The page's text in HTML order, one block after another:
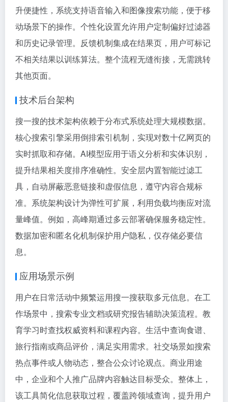
升便捷性，系统支持语音输入和图像搜索功能，便于移
动场景下的操作。个性化设置允许用户定制偏好过滤器
和历史记录管理。反馈机制集成在结果页，用户可标记
不相关结果以训练算法。整个流程无缝衔接，无需跳转
其他页面。
技术后台架构
搜一搜的技术架构依赖于分布式系统处理大规模数据。
核心搜索引擎采用倒排索引机制，实现对数十亿网页的
实时抓取和存储。AI模型应用于语义分析和实体识别，
提升结果相关度排序准确性。安全层内置智能过滤工
具，自动屏蔽恶意链接和虚假信息，遵守内容合规标
准。系统架构设计为弹性可扩展，利用负载均衡应对流
量峰值。例如，高峰期通过多云部署确保服务稳定性。
数据加密和匿名化机制保护用户隐私，仅存储必要信
息。
应用场景示例
用户在日常活动中频繁运用搜一搜获取多元信息。在工
作场景中，搜索专业文档或研究报告辅助决策流程。教
育学习时查找权威资料和课程内容。生活中查询食谱、
旅行指南或商品评价，满足实用需求。社交场景如搜索
热点事件或人物动态，整合公众讨论观点。商业用途
中，企业和个人推广品牌内容触达目标受众。整体上，
该工具简化信息获取过程，覆盖跨领域查询，提升用户